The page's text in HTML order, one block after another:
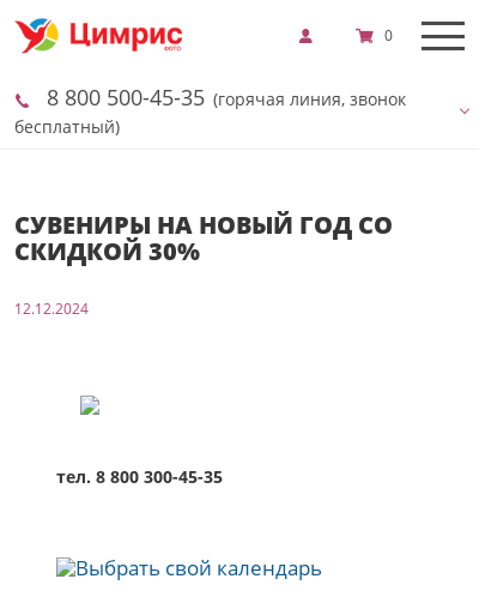
8 800 500-45-35 (горячая линия, звонок
бесплатный)
0
СУВЕНИРЫ НА НОВЫЙ ГОД СО
СКИДКОЙ 30%
12.12.2024
тел. 8 800 300-45-35